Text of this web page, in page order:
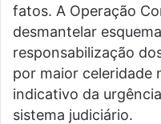
fatos. A Operação
desmantelar
responsabilização
por maior celeridade
indicativo da
sistema judiciário.